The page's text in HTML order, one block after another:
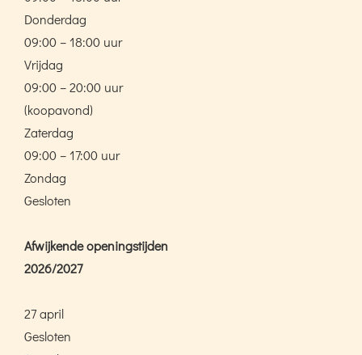
Donderdag
09:00 – 18:00 uur
Vrijdag
09:00 – 20:00 uur
(koopavond)
Zaterdag
09:00 – 17:00 uur
Zondag
Gesloten
Afwijkende openingstijden
2026/2027
27 april
Gesloten